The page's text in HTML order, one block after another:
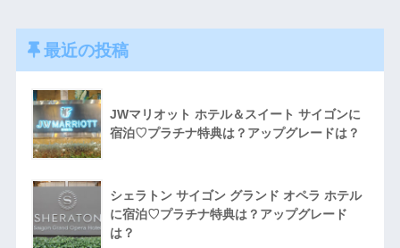
最近の投稿
JWマリオット ホテル＆スイート サイゴンに
宿泊♡プラチナ特典は？アップグレードは？
シェラトン サイゴン グランド オペラ ホテル
に宿泊♡プラチナ特典は？アップグレード
は？